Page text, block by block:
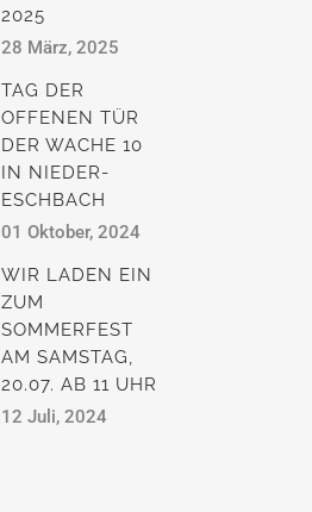
2025
28 März, 2025
TAG DER
OFFENEN TÜR
DER WACHE 10
IN NIEDER-
ESCHBACH
01 Oktober, 2024
WIR LADEN EIN
ZUM
SOMMERFEST
AM SAMSTAG,
20.07. AB 11 UHR
12 Juli, 2024